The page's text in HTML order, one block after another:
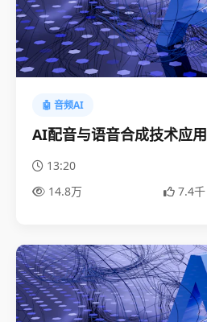
🤖 音频AI
AI配音与语音合成技术应用
13:20
14.8万
7.4千